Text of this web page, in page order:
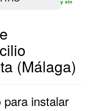
y sin
(Málaga)
instalar